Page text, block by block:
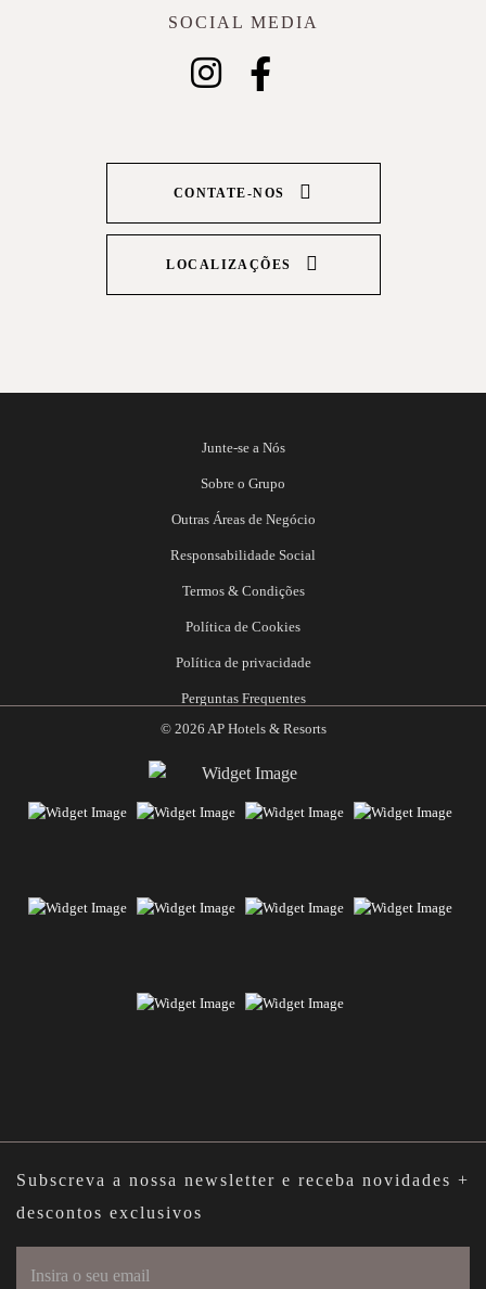
SOCIAL MEDIA
CONTATE-NOS
LOCALIZAÇÕES
Junte-se a Nós
Sobre o Grupo
Outras Áreas de Negócio
Responsabilidade Social
Termos & Condições
Política de Cookies
Política de privacidade
Perguntas Frequentes
© 2026 AP Hotels & Resorts
Subscreva a nossa newsletter e receba novidades +
descontos exclusivos